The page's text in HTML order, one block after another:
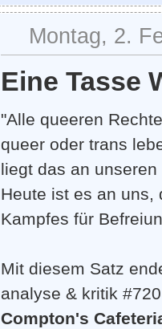
Montag, 2.
Eine Tasse
"Alle queeren
queer oder trans
liegt das an
Heute ist es an uns,
Kampfes für
Mit diesem Satz
analyse & kritik
Compton's